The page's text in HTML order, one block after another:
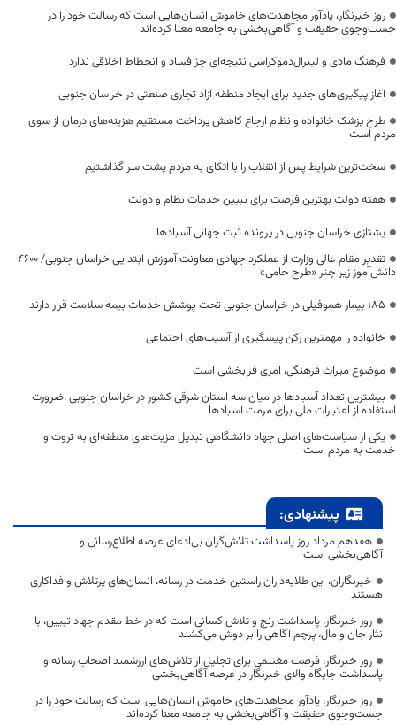
روز خبرنگار، یادآور مجاهدت‌های خاموش انسان‌هایی است که رسالت خود را در
جست‌وجوی حقیقت و آگاهی‌بخشی به جامعه معنا کرده‌اند
فرهنگ مادی و لیبرال‌دموکراسی نتیجه‌ای جز فساد و انحطاط اخلاقی ندارد
آغاز پیگیری‌های جدید برای ایجاد منطقه آزاد تجاری صنعتی در خراسان جنوبی
طرح پزشک خانواده و نظام ارجاع کاهش پرداخت مستقیم هزینه‌های درمان از سوی
مردم است
سخت‌ترین شرایط پس از انقلاب را با اتکای به مردم پشت سر گذاشتیم
هفته دولت بهترین فرصت برای تبیین خدمات نظام و دولت
یشتازی خراسان جنوبی در پرونده ثبت جهانی آسبادها
تقدیر مقام عالی وزارت از عملکرد جهادی معاونت آموزش ابتدایی خراسان جنوبی/ ۴۶۰۰
دانش‌آموز زیر چتر «طرح حامی»
۱۸۵ بیمار هموفیلی در خراسان جنوبی تحت پوشش خدمات بیمه سلامت قرار دارند
خانواده را مهمترین رکن پیشگیری از آسیب‌های اجتماعی
موضوع میراث فرهنگی، امری فرابخشی است
بیشترین تعداد آسبادها در میان سه استان شرقی کشور در خراسان جنوبی ،ضرورت
استفاده از اعتبارات ملی برای مرمت آسبادها
یکی از سیاست‌های اصلی جهاد دانشگاهی تبدیل مزیت‌های منطقه‌ای به ثروت و
خدمت به مردم است
پیشنهادی:
هفدهم مرداد روز پاسداشت تلاش‌گران بی‌ادعای عرصه اطلاع‌رسانی و
آگاهی‌بخشی است
خبرنگاران، این طلایه‌داران راستین خدمت در رسانه، انسان‌های پرتلاش و فداکاری
هستند
روز خبرنگار، پاسداشت رنج و تلاش کسانی است که در خط مقدم جهاد تبیین، با
نثار جان و مال، پرچم آگاهی را بر دوش می‌کشند
روز خبرنگار، فرصت مغتنمی برای تجلیل از تلاش‌های ارزشمند اصحاب رسانه و
پاسداشت جایگاه والای خبرنگار در عرصه آگاهی‌بخشی
روز خبرنگار، یادآور مجاهدت‌های خاموش انسان‌هایی است که رسالت خود را در
جست‌وجوی حقیقت و آگاهی‌بخشی به جامعه معنا کرده‌اند